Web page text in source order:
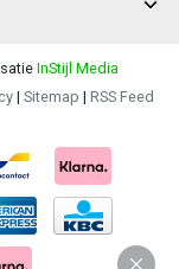
InStijl Media
| Sitemap | RSS Feed